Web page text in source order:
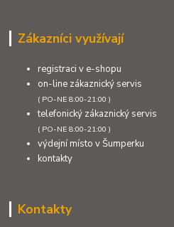
Zákazníci využívají
registraci v e-shopu
on-line zákaznický servis
( PO-NE 8:00-21:00 )
telefonický zákaznický servis
( PO-NE 8:00-21:00 )
výdejní místo v Šumperku
kontakty
Kontakty